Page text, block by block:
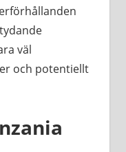
väl
och potentiellt